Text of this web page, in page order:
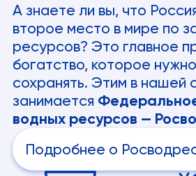
А знаете ли вы, что
второе место в мире по
ресурсов? Это главное
богатство, которое
сохранять. Этим в нашей
занимается
водных ресурсов —
Подробнее о